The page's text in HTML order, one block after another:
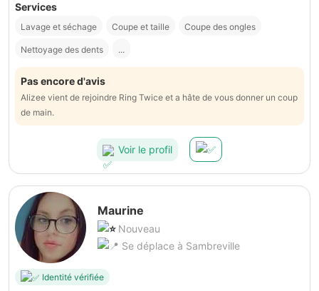
Services
Lavage et séchage Coupe et taille Coupe des ongles
Nettoyage des dents ...
Pas encore d'avis
Alizee vient de rejoindre Ring Twice et a hâte de vous donner un coup
de main.
Voir le profil
Maurine
Nouveau
Se déplace à Sambreville
Identité vérifiée